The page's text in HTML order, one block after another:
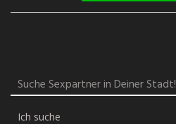
Suche Sexpartner in Deiner Stadt!
Ich suche